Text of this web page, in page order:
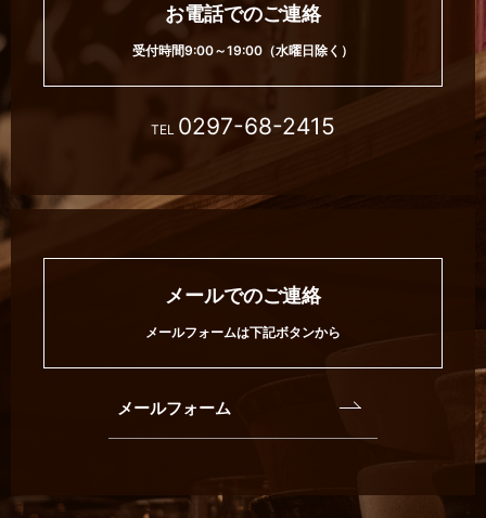
お電話でのご連絡
受付時間9:00～19:00（水曜日除く）
TEL 0297-68-2415
メールでのご連絡
メールフォームは下記ボタンから
メールフォーム